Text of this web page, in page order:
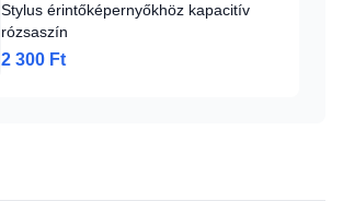
Stylus érintőképernyőkhöz kapacitív
rózsaszín
2 300 Ft